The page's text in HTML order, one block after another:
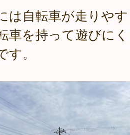
は自転車が走りや
車を持って遊びに
。